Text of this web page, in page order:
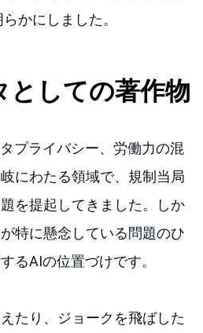
かにしました。
としての著作物
プライバシー、労働力の混
にわたる領域で、規制当局
を提起してきました。しか
特に懸念している問題のひ
るAIの位置づけです。
たり、ジョークを飛ばした